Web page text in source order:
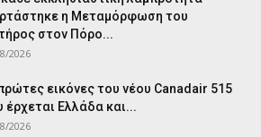
η Μεταμόρφωση του
στον Πόρο...
2026
εικόνες του νέου Canadair 515
έρχεται Ελλάδα και...
2026